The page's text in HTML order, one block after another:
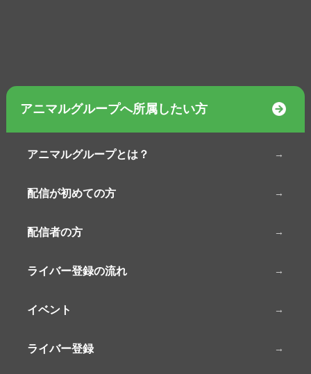
アニマルグループへ所属したい方
アニマルグループとは？
配信が初めての方
配信者の方
ライバー登録の流れ
イベント
ライバー登録